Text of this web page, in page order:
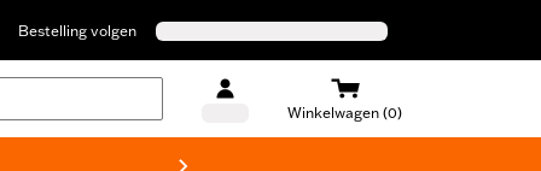
Bestelling volgen
Winkelwagen (0)